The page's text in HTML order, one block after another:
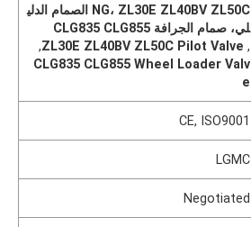
NG، ZL30E ZL40BV ZL50C الصمام الدلي
لي، صمام الجرافة CLG835 CLG855
,
ZL30E ZL40BV ZL50C Pilot Valve
,
CLG835 CLG855 Wheel Loader Valv
e
CE, ISO9001
LGMC
Negotiated